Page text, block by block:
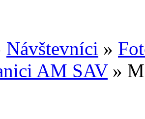
Návštevníci »
AM SAV»